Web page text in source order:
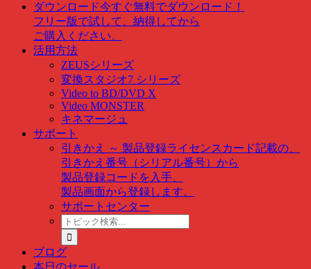
ダウンロード今すぐ無料でダウンロード！
フリー版で試して、納得してから
ご購入ください。
活用方法
ZEUSシリーズ
変換スタジオ7 シリーズ
Video to BD/DVD X
Video MONSTER
キネマージュ
サポート
引きかえ ～ 製品登録ライセンスカード記載の、
引きかえ番号（シリアル番号）から
製品登録コードを入手、
製品画面から登録します。
サポートセンター
ト
ピ
ッ
ク
ブログ
本日のセール